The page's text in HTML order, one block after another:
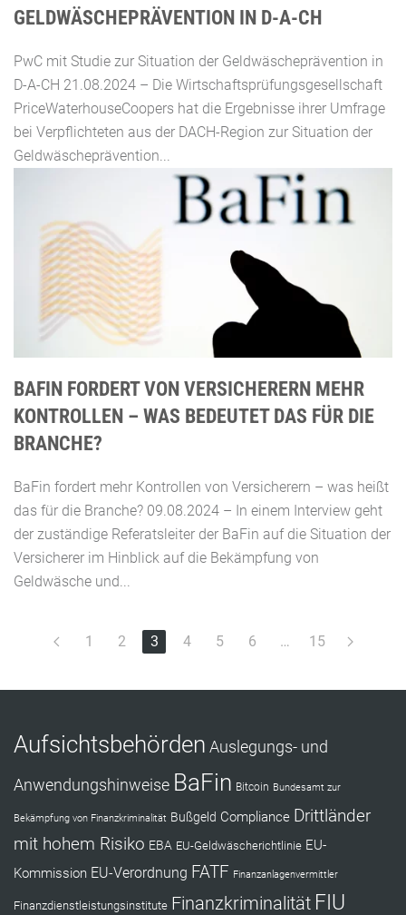
GELDWÄSCHEPRÄVENTION IN D-A-CH
PwC mit Studie zur Situation der Geldwäscheprävention in
D-A-CH 21.08.2024 – Die Wirtschaftsprüfungsgesellschaft
PriceWaterhouseCoopers hat die Ergebnisse ihrer Umfrage
bei Verpflichteten aus der DACH-Region zur Situation der
Geldwäscheprävention...
BAFIN FORDERT VON VERSICHERERN MEHR
KONTROLLEN – WAS BEDEUTET DAS FÜR DIE
BRANCHE?
BaFin fordert mehr Kontrollen von Versicherern – was heißt
das für die Branche? 09.08.2024 – In einem Interview geht
der zuständige Referatsleiter der BaFin auf die Situation der
Versicherer im Hinblick auf die Bekämpfung von
Geldwäsche und...
1 2 3 4 5 6 … 15
Aufsichtsbehörden Auslegungs- und
Anwendungshinweise BaFin Bitcoin Bundesamt zur
Bekämpfung von Finanzkriminalität Bußgeld Compliance Drittländer
mit hohem Risiko EBA EU-Geldwäscherichtlinie EU-
Kommission EU-Verordnung FATF Finanzanlagenvermittler
Finanzdienstleistungsinstitute Finanzkriminalität FIU